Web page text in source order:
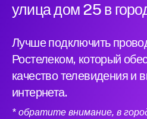
улица дом 25 в
Лучше подключить
Ростелеком, который
качество телевидения и
интернета.
* обратите внимание, в